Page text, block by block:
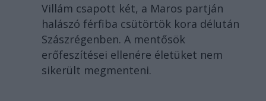
Villám csapott két, a Maros partján
halászó férfiba csütörtök kora délután
Szászrégenben. A mentősök
erőfeszítései ellenére életüket nem
sikerült megmenteni.